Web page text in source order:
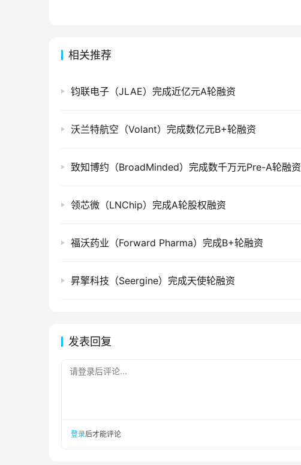
相关推荐
钧联电子（JLAE）完成近亿元A轮融资
沃兰特航空（Volant）完成数亿元B+轮融资
致知博约（BroadMinded）完成数千万元Pre-A轮融资
领芯微（LNChip）完成A轮股权融资
福沃药业（Forward Pharma）完成B+轮融资
昇擎科技（Seergine）完成天使轮融资
发表回复
请登录后评论...
登录后才能评论